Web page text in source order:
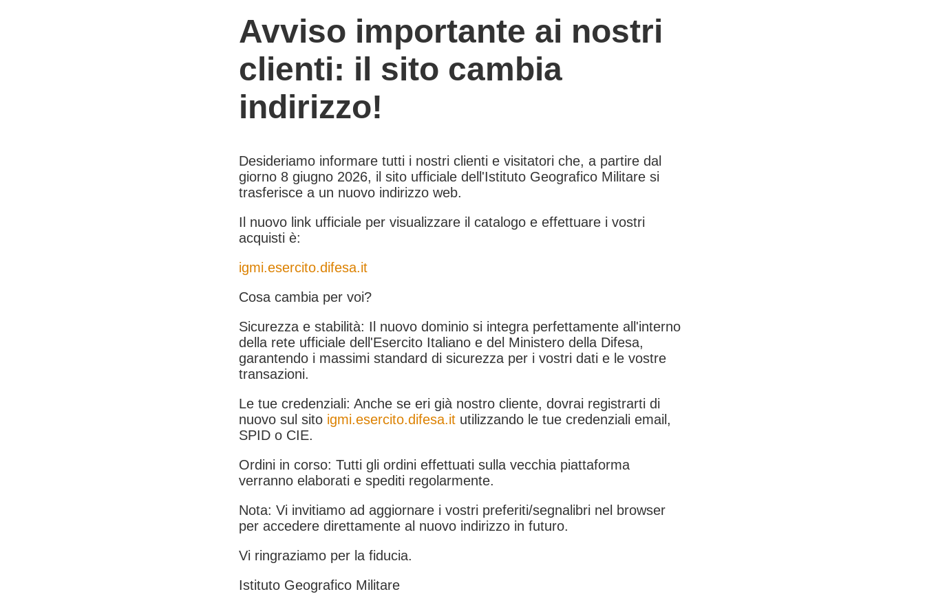
Avviso importante ai nostri
clienti: il sito cambia
indirizzo!
Desideriamo informare tutti i nostri clienti e visitatori che, a partire dal
giorno 8 giugno 2026, il sito ufficiale dell'Istituto Geografico Militare si
trasferisce a un nuovo indirizzo web.
Il nuovo link ufficiale per visualizzare il catalogo e effettuare i vostri
acquisti è:
igmi.esercito.difesa.it
Cosa cambia per voi?
Sicurezza e stabilità: Il nuovo dominio si integra perfettamente all'interno
della rete ufficiale dell'Esercito Italiano e del Ministero della Difesa,
garantendo i massimi standard di sicurezza per i vostri dati e le vostre
transazioni.
Le tue credenziali: Anche se eri già nostro cliente, dovrai registrarti di
nuovo sul sito igmi.esercito.difesa.it utilizzando le tue credenziali email,
SPID o CIE.
Ordini in corso: Tutti gli ordini effettuati sulla vecchia piattaforma
verranno elaborati e spediti regolarmente.
Nota: Vi invitiamo ad aggiornare i vostri preferiti/segnalibri nel browser
per accedere direttamente al nuovo indirizzo in futuro.
Vi ringraziamo per la fiducia.
Istituto Geografico Militare